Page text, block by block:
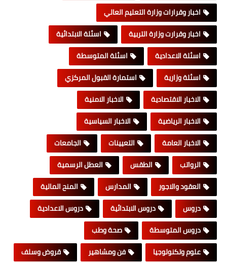
اخبار وقرارات وزارة التعليم العالي
اخبار وقرارت وزارة التربية
اسئلة الابتدائية
اسئلة الاعدادية
اسئلة المتوسطة
اسئلة وزارية
استمارة القبول المركزي
الاخبار الاقتصادية
الاخبار الامنية
الاخبار الرياضية
الاخبار السياسية
الاخبار العامة
التعيينات
الجامعات
الرواتب
الطقس
العطل الرسمية
العقود والاجور
المدارس
المنح المالية
دروس
دروس الابتدائية
دروس الاعدادية
دروس المتوسطة
صحة وطب
علوم وتكنولوجيا
فن ومشاهير
قروض وسلف